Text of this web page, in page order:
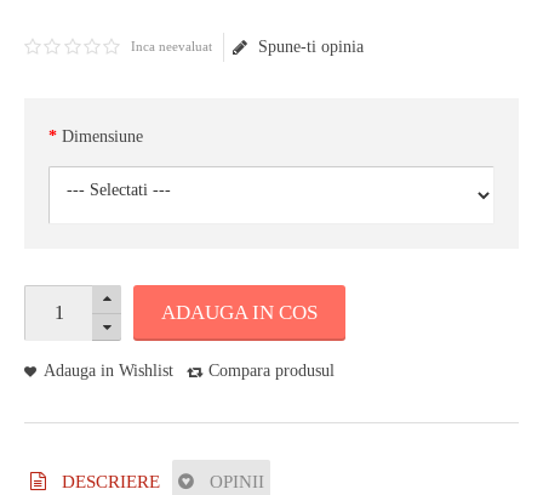
Inca neevaluat Spune-ti opinia
Dimensiune
ADAUGA IN COS
Adauga in Wishlist Compara produsul
DESCRIERE OPINII